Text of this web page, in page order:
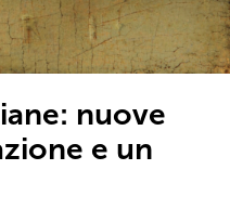
nuove
e un